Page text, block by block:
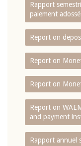
Rapport
paiement
Report on
Report on
Report on
Report on
and payment
Rapport annuel